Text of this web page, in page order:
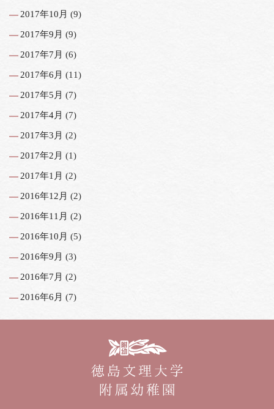
2017年10月 (9)
2017年9月 (9)
2017年7月 (6)
2017年6月 (11)
2017年5月 (7)
2017年4月 (7)
2017年3月 (2)
2017年2月 (1)
2017年1月 (2)
2016年12月 (2)
2016年11月 (2)
2016年10月 (5)
2016年9月 (3)
2016年7月 (2)
2016年6月 (7)